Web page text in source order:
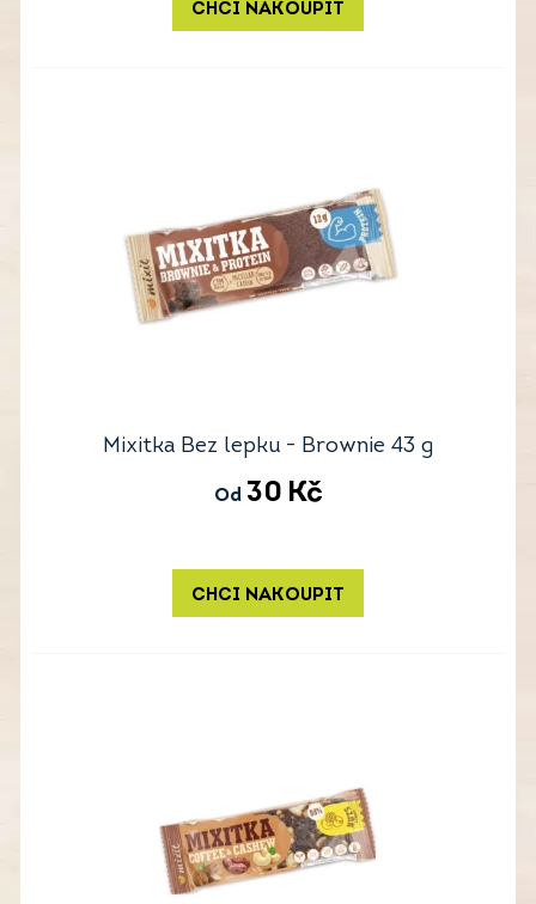
CHCI NAKOUPIT
Mixitka Bez lepku - Brownie 43 g
Od 30 Kč
CHCI NAKOUPIT